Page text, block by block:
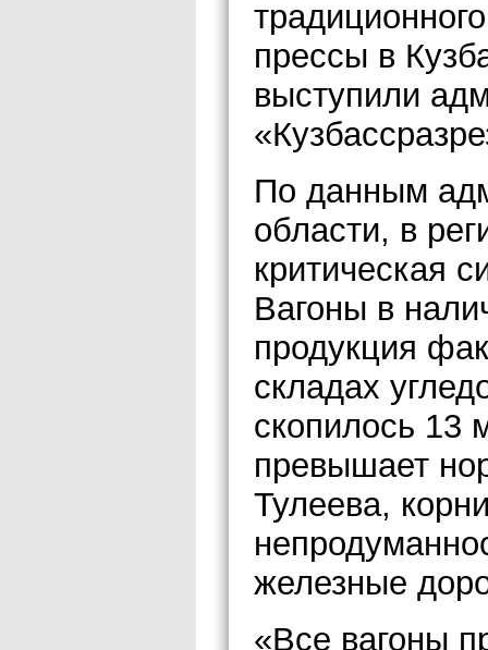
прессы в
выступили
По данным
области, в
критическая
Вагоны в
продукция
складах
скопилось 13
превышает
Тулеева,
железные
«Все вагоны